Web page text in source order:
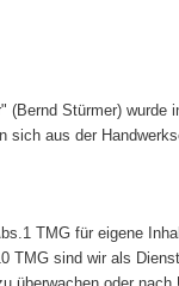
(Bernd Stürmer) wurde
sich aus der
TMG für eigene
TMG sind wir als